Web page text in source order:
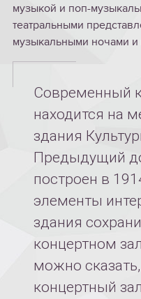
музыкой и поп-
театральными
музыкальными ночами и
Современный
находится на
здания
Предыдущий
построен в
элементы
здания
концертном
можно
концертный